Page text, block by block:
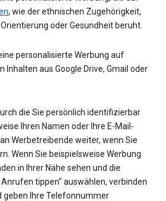
, wie der ethnischen Zugehörigkeit,
oder Gesundheit beruht.
personalisierte Werbung auf
Inhalten aus Google Drive, Gmail oder
die Sie persönlich identifizierbar
Ihren Namen oder Ihre E-Mail-
Werbetreibende weiter, wenn Sie
Wenn Sie beispielsweise Werbung
in Ihrer Nähe sehen und die
tippen" auswählen, verbinden
geben Ihre Telefonnummer